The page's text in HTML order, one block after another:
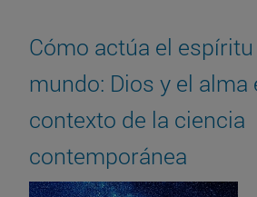
Cómo actúa el espíritu
mundo: Dios y el alma
contexto de la ciencia
contemporánea